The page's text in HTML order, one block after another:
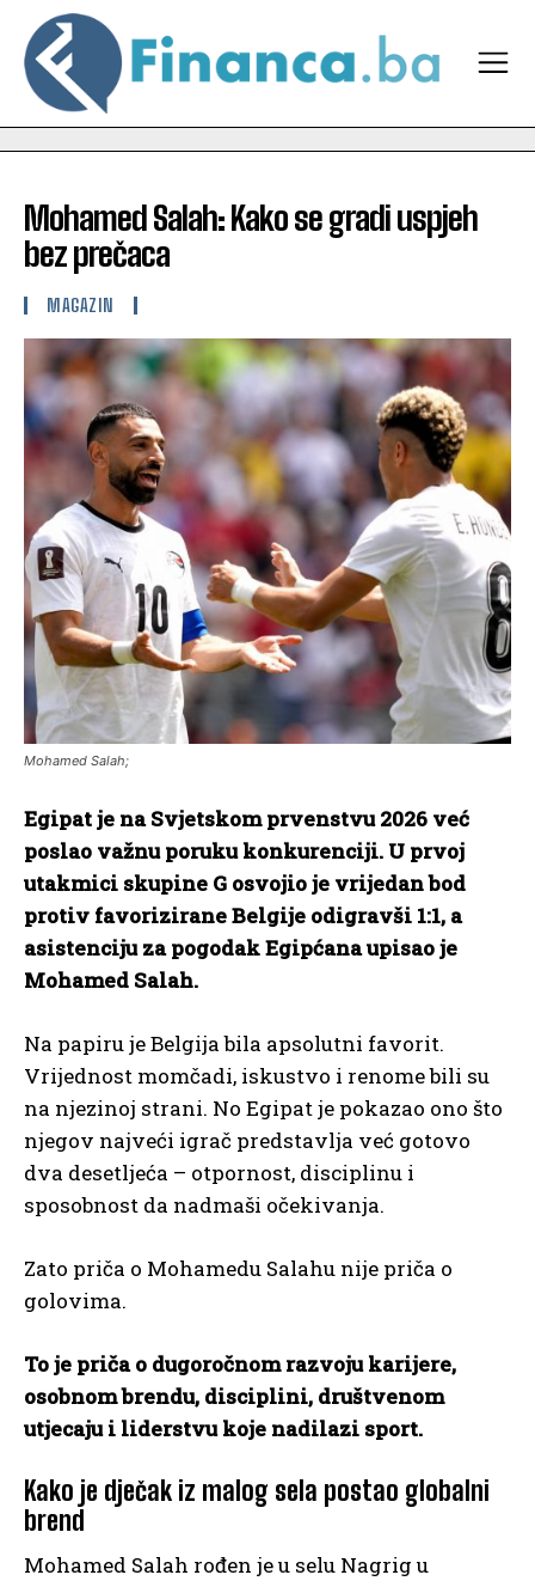
Mohamed Salah: Kako se gradi uspjeh
bez prečaca
MAGAZIN
Mohamed Salah;
Egipat je na Svjetskom prvenstvu 2026 već
poslao važnu poruku konkurenciji. U prvoj
utakmici skupine G osvojio je vrijedan bod
protiv favorizirane Belgije odigravši 1:1, a
asistenciju za pogodak Egipćana upisao je
Mohamed Salah.
Na papiru je Belgija bila apsolutni favorit.
Vrijednost momčadi, iskustvo i renome bili su
na njezinoj strani. No Egipat je pokazao ono što
njegov najveći igrač predstavlja već gotovo
dva desetljeća – otpornost, disciplinu i
sposobnost da nadmaši očekivanja.
Zato priča o Mohamedu Salahu nije priča o
golovima.
To je priča o dugoročnom razvoju karijere,
osobnom brendu, disciplini, društvenom
utjecaju i liderstvu koje nadilazi sport.
Kako je dječak iz malog sela postao globalni
brend
Mohamed Salah rođen je u selu Nagrig u